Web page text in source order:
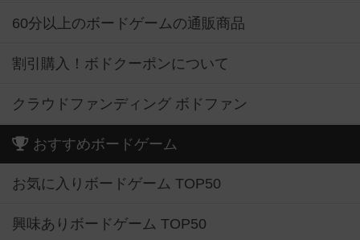
60分以上のボードゲームの通販商品
割引購入！ボドクーポンについて
クラウドファンディング ボドファン
おすすめボードゲーム
お気に入りボードゲーム TOP50
興味ありボードゲーム TOP50